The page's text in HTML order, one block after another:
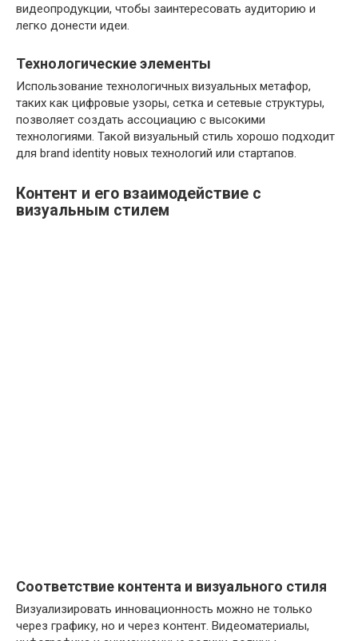
видеопродукции, чтобы заинтересовать аудиторию и
легко донести идеи.
Технологические элементы
Использование технологичных визуальных метафор,
таких как цифровые узоры, сетка и сетевые структуры,
позволяет создать ассоциацию с высокими
технологиями. Такой визуальный стиль хорошо подходит
для brand identity новых технологий или стартапов.
Контент и его взаимодействие с
визуальным стилем
Соответствие контента и визуального стиля
Визуализировать инновационность можно не только
через графику, но и через контент. Видеоматериалы,